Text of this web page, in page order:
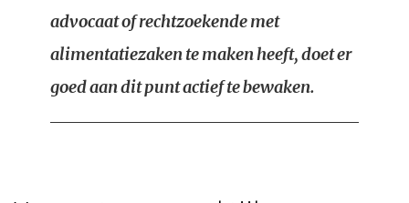
advocaat of rechtzoekende met
alimentatiezaken te maken heeft, doet er
goed aan dit punt actief te bewaken.